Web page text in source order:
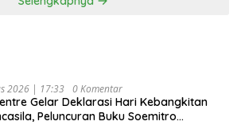
2026 | 17:33 0 Komentar
Gelar Deklarasi Hari Kebangkitan
Peluncuran Buku Soemitro